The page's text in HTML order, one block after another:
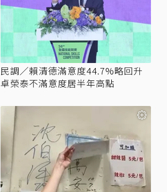
民調／賴清德滿意度44.7%略回升
卓榮泰不滿意度居半年高點